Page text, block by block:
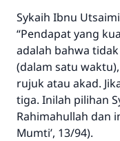
Sykaih Ibnu
“Pendapat yang
adalah bahwa
(dalam satu
rujuk atau akad.
tiga. Inilah pilihan
Rahimahullah dan
Mumti’, 13/94).